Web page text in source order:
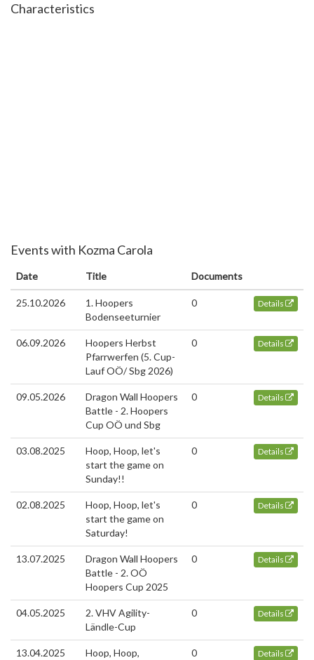
Characteristics
Events with Kozma Carola
Date Title Documents
25.10.2026
1. Hoopers
Bodenseeturnier
0 Details
06.09.2026
Hoopers Herbst
Pfarrwerfen (5. Cup-
Lauf OÖ/ Sbg 2026)
0 Details
09.05.2026
Dragon Wall Hoopers
Battle - 2. Hoopers
Cup OÖ und Sbg
0 Details
03.08.2025
Hoop, Hoop, let's
start the game on
Sunday!!
0 Details
02.08.2025
Hoop, Hoop, let's
start the game on
Saturday!
0 Details
13.07.2025
Dragon Wall Hoopers
Battle - 2. OÖ
Hoopers Cup 2025
0 Details
04.05.2025
2. VHV Agility-
Ländle-Cup
0 Details
13.04.2025
Hoop, Hoop,
0 Details